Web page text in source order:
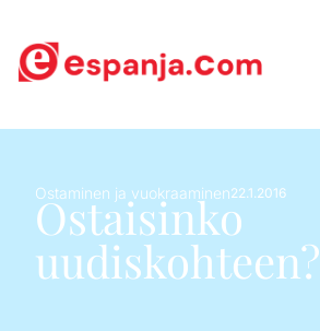
Ostaminen ja vuokraaminen22.1.2016
Ostaisinko
uudiskohteen?